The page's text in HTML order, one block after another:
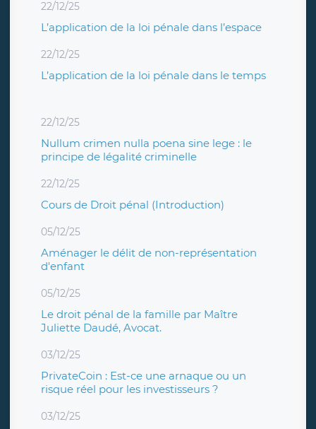
22/12/25
L’application de la loi pénale dans l’espace
22/12/25
L’application de la loi pénale dans le temps
22/12/25
Nullum crimen nulla poena sine lege : le
principe de légalité criminelle
22/12/25
Cours de Droit pénal (Introduction)
05/12/25
Aménager le délit de non-représentation
d'enfant
05/12/25
Le droit pénal de la famille par Maître
Juliette Daudé, Avocat.
03/12/25
PrivateCoin : Est-ce une arnaque ou un
risque réel pour les investisseurs ?
03/12/25